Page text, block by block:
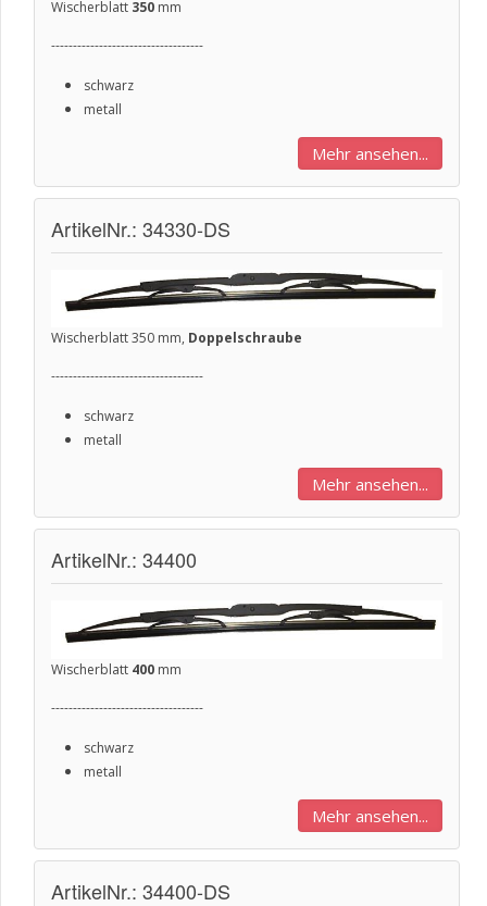
Wischerblatt 350 mm
-----------------------------------
schwarz
metall
Mehr ansehen...
ArtikelNr.: 34330-DS
Wischerblatt 350 mm, Doppelschraube
-----------------------------------
schwarz
metall
Mehr ansehen...
ArtikelNr.: 34400
Wischerblatt 400 mm
-----------------------------------
schwarz
metall
Mehr ansehen...
ArtikelNr.: 34400-DS